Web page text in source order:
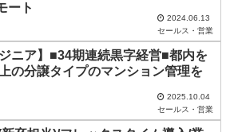
ート
2024.06.13
セールス・営業
ニア】■34期連続黒字経営■都内を
の分譲タイプのマンション管理を
2025.10.04
セールス・営業